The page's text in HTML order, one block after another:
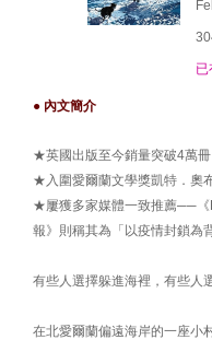
● 內文簡介
★英國出版至今銷量突破4萬
★入圍愛爾蘭文學獎凱特．奧
★屢獲多家媒體一致推薦──《
報》則稱其為「以疫情封鎖為
有些人選擇躲進海裡，有些人
在北愛爾蘭偏遠海岸的一座小